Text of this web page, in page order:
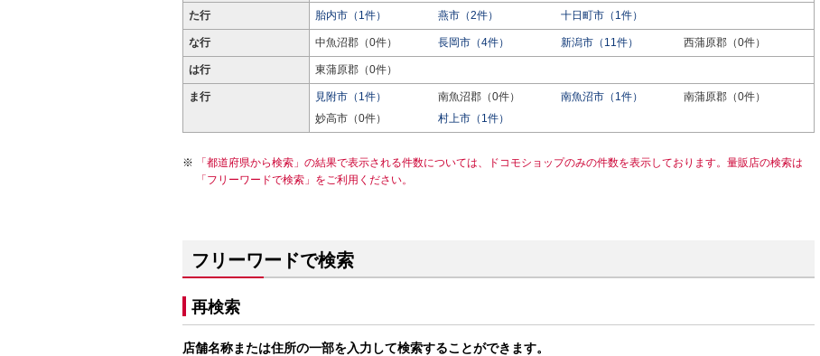
た行 胎内市（1件） 燕市（2件） 十日町市（1件）
な行 中魚沼郡（0件） 長岡市（4件） 新潟市（11件） 西蒲原郡（0件）
は行 東蒲原郡（0件）
ま行 見附市（1件） 南魚沼郡（0件） 南魚沼市（1件）
南蒲原郡（0件）
妙高市（0件）
村上市（1件）
「都道府県から検索」の結果で表示される件数については、ドコモショップのみの件数を表示しております。量販店の検索は
「フリーワードで検索」をご利用ください。
フリーワードで検索
再検索
店舗名称または住所の一部を入力して検索することができます。